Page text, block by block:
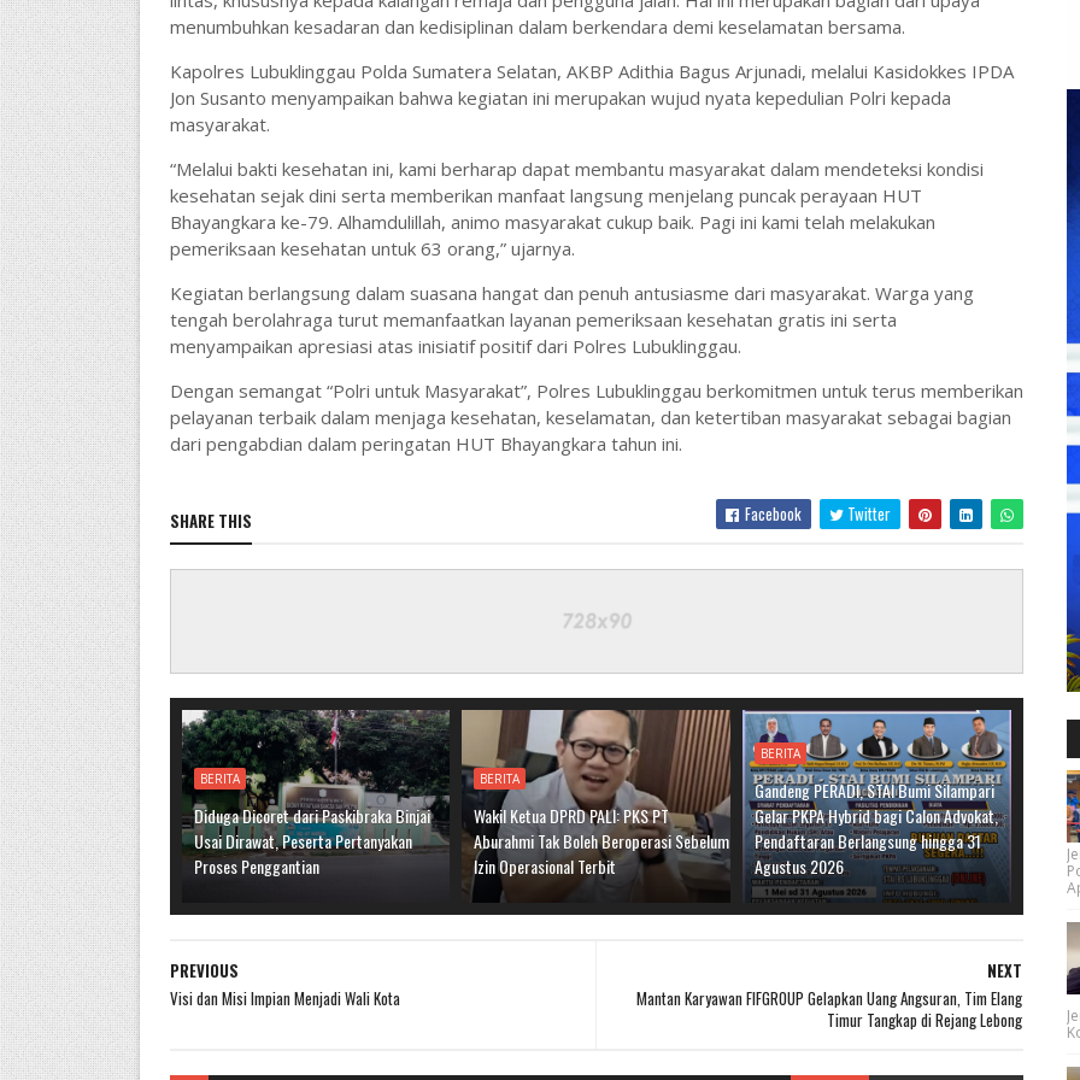
menumbuhkan kesadaran dan kedisiplinan dalam berkendara demi keselamatan bersama.
Kapolres Lubuklinggau Polda Sumatera Selatan, AKBP Adithia Bagus Arjunadi, melalui Kasidokkes IPDA
Jon Susanto menyampaikan bahwa kegiatan ini merupakan wujud nyata kepedulian Polri kepada
masyarakat.
“Melalui bakti kesehatan ini, kami berharap dapat membantu masyarakat dalam mendeteksi kondisi
kesehatan sejak dini serta memberikan manfaat langsung menjelang puncak perayaan HUT
Bhayangkara ke-79. Alhamdulillah, animo masyarakat cukup baik. Pagi ini kami telah melakukan
pemeriksaan kesehatan untuk 63 orang,” ujarnya.
Kegiatan berlangsung dalam suasana hangat dan penuh antusiasme dari masyarakat. Warga yang
tengah berolahraga turut memanfaatkan layanan pemeriksaan kesehatan gratis ini serta
menyampaikan apresiasi atas inisiatif positif dari Polres Lubuklinggau.
Dengan semangat “Polri untuk Masyarakat”, Polres Lubuklinggau berkomitmen untuk terus memberikan
pelayanan terbaik dalam menjaga kesehatan, keselamatan, dan ketertiban masyarakat sebagai bagian
dari pengabdian dalam peringatan HUT Bhayangkara tahun ini.
SHARE THIS Facebook Twitter
BERITA
Diduga Dicoret dari Paskibraka Binjai
Usai Dirawat, Peserta Pertanyakan
Proses Penggantian
BERITA
Wakil Ketua DPRD PALI: PKS PT
Aburahmi Tak Boleh Beroperasi Sebelum
Izin Operasional Terbit
BERITA
Gandeng PERADI, STAI Bumi Silampari
Gelar PKPA Hybrid bagi Calon Advokat,
Pendaftaran Berlangsung hingga 31
Agustus 2026
NEXT
Mantan Karyawan FIFGROUP Gelapkan Uang Angsuran, Tim Elang
Timur Tangkap di Rejang Lebong
PREVIOUS
Visi dan Misi Impian Menjadi Wali Kota